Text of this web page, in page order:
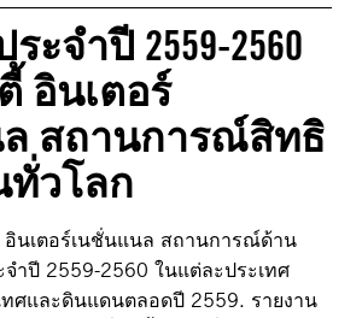
ะจำปี 2559-2560
อินเตอร์
สถานการณ์สิทธิ
วโลก
อินเตอร์เนชั่นแนล สถานการณ์ด้าน
ำปี 2559-2560 ในแต่ละประเทศ
ศและดินแดนตลอดปี 2559. รายงาน